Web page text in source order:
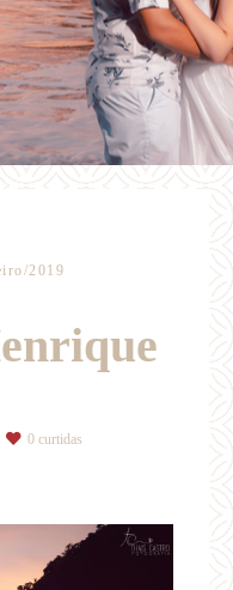
2019
0 curtidas